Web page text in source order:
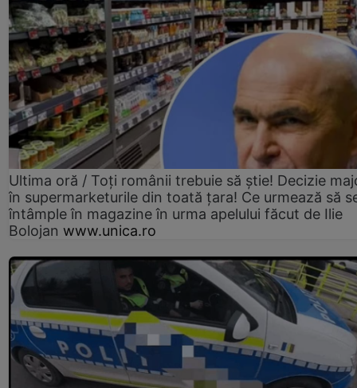
Ultima oră / Toți românii trebuie să știe! Decizie
în supermarketurile din toată țara! Ce urmează să
întâmple în magazine în urma apelului făcut de Ilie
Bolojan www.unica.ro